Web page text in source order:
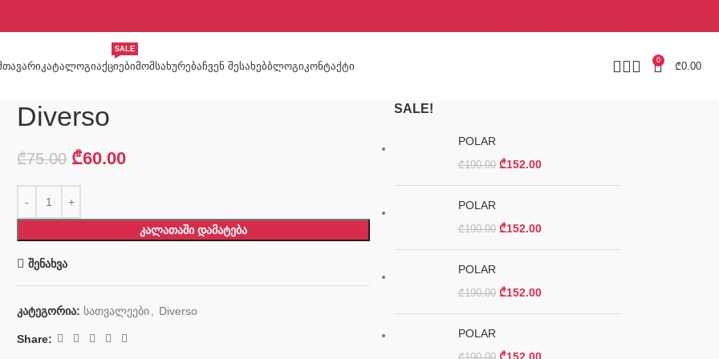
ᲙᲐᲢᲐᲚᲝᲒᲘᲐᲥᲪᲘᲔᲑᲘ
SALE
ᲛᲝᲛᲡᲐᲮᲣᲠᲔᲑᲐᲩᲕᲔᲜ ᲨᲔᲡᲐᲮᲔᲑᲑᲚᲝᲒᲘᲙᲝᲜᲢᲐᲥᲢᲘ
0
₾0.00
Diverso
₾75.00 ₾60.00
ᲙᲐᲚᲐᲗᲐᲨᲘ ᲓᲐᲛᲐᲢᲔᲑᲐ
შენახვა
კატეგორია: სათვალეები Diverso
Share:
SALE!
POLAR
₾190.00 ₾152.00
POLAR
₾190.00 ₾152.00
POLAR
₾190.00 ₾152.00
POLAR